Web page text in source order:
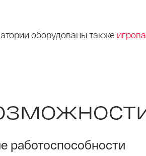
оборудованы также
работоспособности